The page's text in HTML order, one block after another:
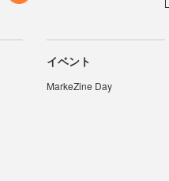
イベント
MarkeZine Day